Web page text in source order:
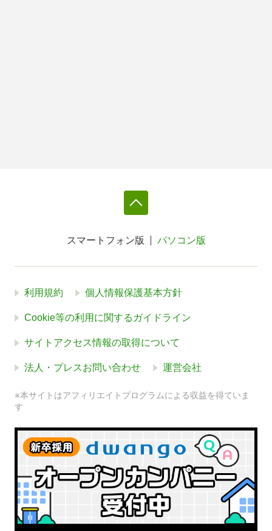
スマートフォン版 パソコン版
利用規約 個人情報保護基本方針
Cookie等の利用に関するガイドライン
サイトアクセス情報の取得について
法人・プレスお問い合わせ 運営会社
※本サイトはアフィリエイトプログラムによる収益を得ていま
す